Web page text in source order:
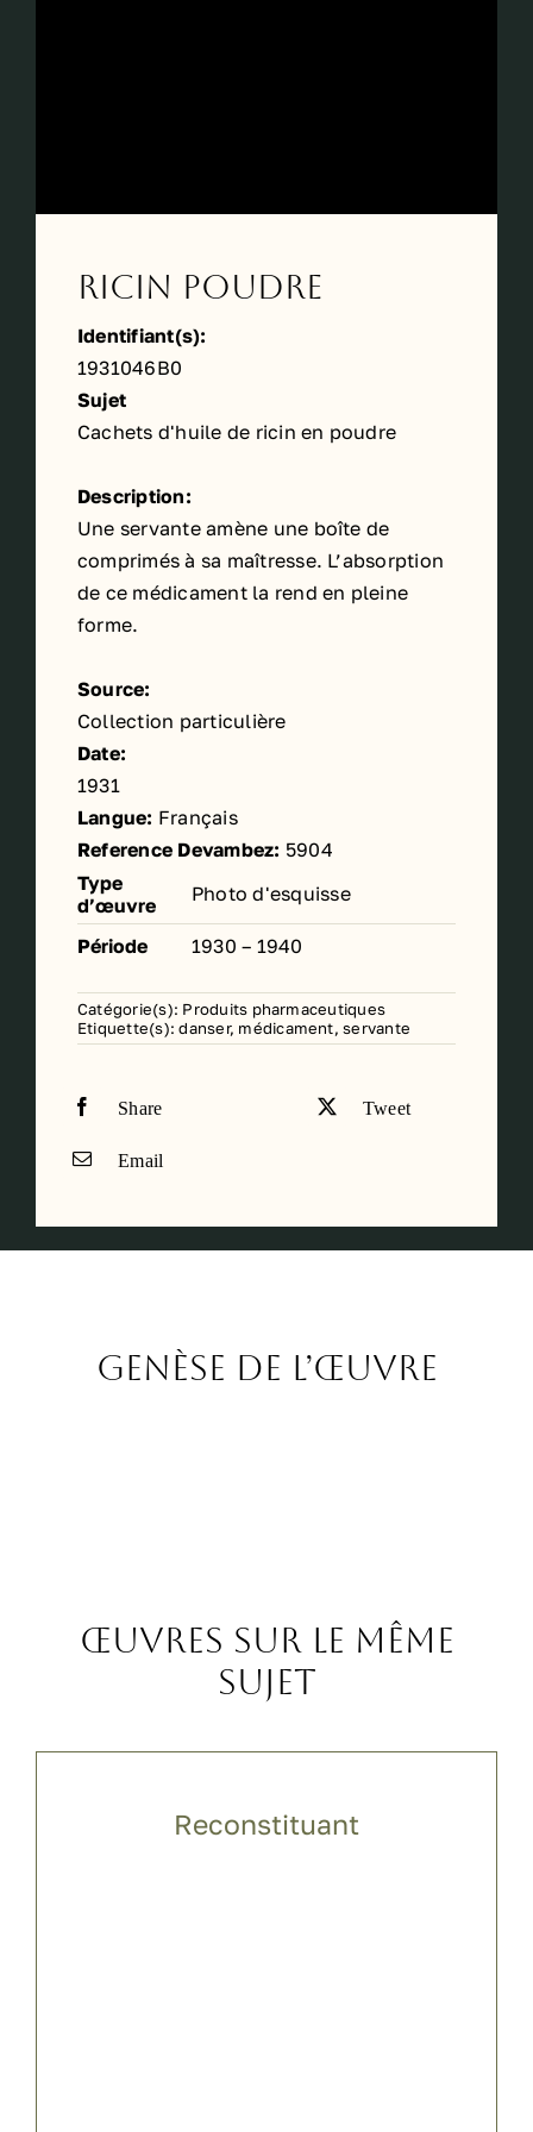
Ricin Poudre
Identifiant(s):
1931046B0
Sujet
Cachets d'huile de ricin en poudre
Description:
Une servante amène une boîte de
comprimés à sa maîtresse. L’absorption
de ce médicament la rend en pleine
forme.
Source:
Collection particulière
Date:
1931
Langue: Français
Reference Devambez: 5904
Type
d’œuvre
Photo d'esquisse
Période 1930 – 1940
Catégorie(s): Produits pharmaceutiques
Etiquette(s):danser, médicament,servante
Share Tweet
Email
Genèse de l’œuvre
Œuvres sur le même
sujet
Reconstituant